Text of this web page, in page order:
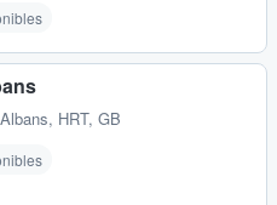
HRT, GB